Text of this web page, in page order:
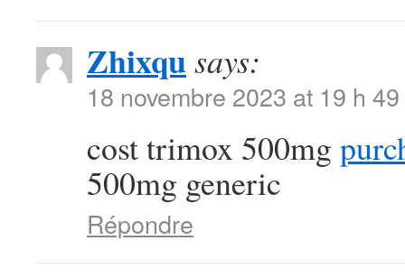
Zhixqusays:
18 novembre 2023 at 19 h
cost trimox 500mg
500mg generic
Répondre